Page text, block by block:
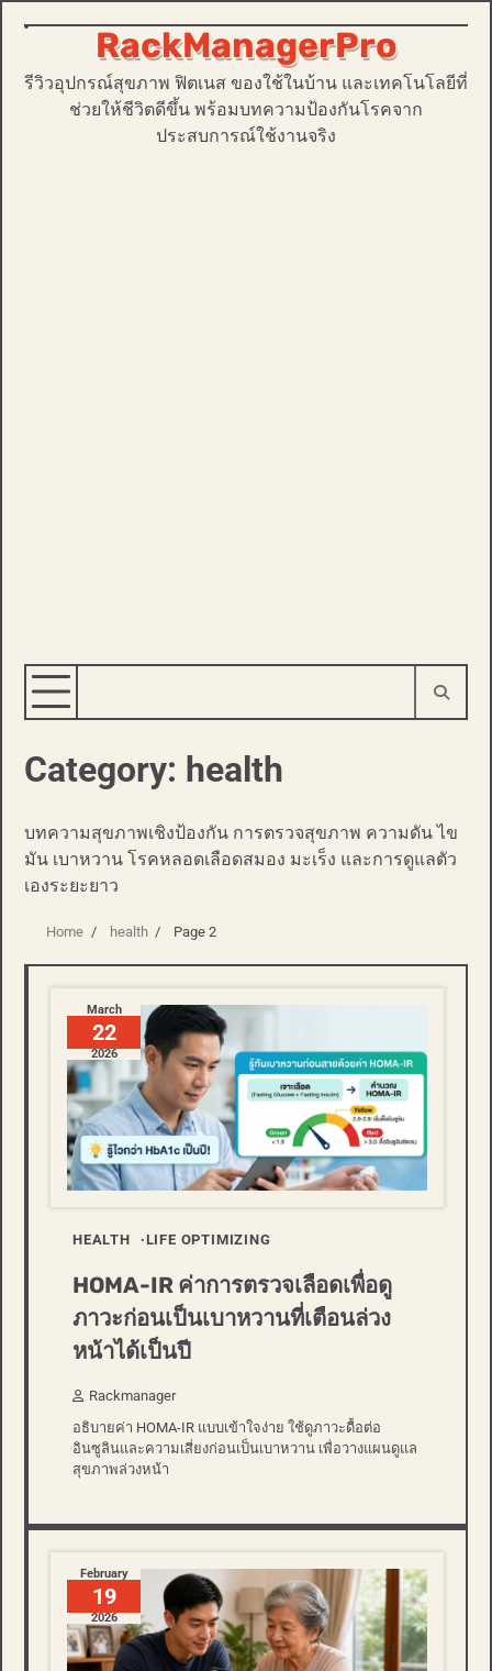
Skip
content
RackManagerPro
รีวิวอุปกรณ์สุขภาพ ฟิตเนส ของใช้ในบ้าน และเทคโนโลยีที่
ช่วยให้ชีวิตดีขึ้น พร้อมบทความป้องกันโรคจาก
ประสบการณ์ใช้งานจริง
Category: health
บทความสุขภาพเชิงป้องกัน การตรวจสุขภาพ ความดัน ไข
มัน เบาหวาน โรคหลอดเลือดสมอง มะเร็ง และการดูแลตัว
เองระยะยาว
Home health Page 2
March
22
2026
HEALTH LIFE OPTIMIZING
HOMA-IR ค่าการตรวจเลือดเพื่อดู
ภาวะก่อนเป็นเบาหวานที่เตือนล่วง
หน้าได้เป็นปี
Rackmanager
อธิบายค่า HOMA-IR แบบเข้าใจง่าย ใช้ดูภาวะดื้อต่อ
อินซูลินและความเสี่ยงก่อนเป็นเบาหวาน เพื่อวางแผนดูแล
สุขภาพล่วงหน้า
February
19
2026